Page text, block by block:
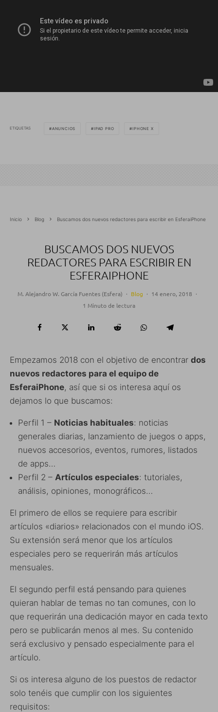
ETIQUETAS ANUNCIOS IPAD PRO IPHONE X
Inicio Blog Buscamos dos nuevos redactores para escribir en EsferaiPhone
BUSCAMOS DOS NUEVOS
REDACTORES PARA ESCRIBIR EN
ESFERAIPHONE
M. Alejandro W. García Fuentes (Esfera) · Blog · 14 enero, 2018 ·
1 Minuto de lectura
Empezamos 2018 con el objetivo de encontrar dos
nuevos redactores para el equipo de
EsferaiPhone, así que si os interesa aquí os
dejamos lo que buscamos:
Perfil 1 – Noticias habituales: noticias
generales diarias, lanzamiento de juegos o apps,
nuevos accesorios, eventos, rumores, listados
de apps…
Perfil 2 – Artículos especiales: tutoriales,
análisis, opiniones, monográficos…
El primero de ellos se requiere para escribir
artículos «diarios» relacionados con el mundo iOS.
Su extensión será menor que los artículos
especiales pero se requerirán más artículos
mensuales.
El segundo perfil está pensando para quienes
quieran hablar de temas no tan comunes, con lo
que requerirán una dedicación mayor en cada texto
pero se publicarán menos al mes. Su contenido
será exclusivo y pensado especialmente para el
artículo.
Si os interesa alguno de los puestos de redactor
solo tenéis que cumplir con los siguientes
requisitos: